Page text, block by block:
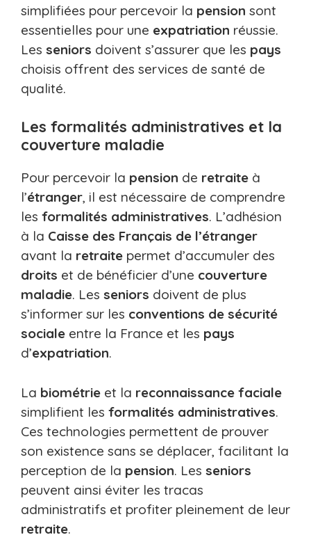
simplifiées pour percevoir la pension sont
essentielles pour une expatriation réussie.
Les seniors doivent s’assurer que les pays
choisis offrent des services de santé de
qualité.
Les formalités administratives et la
couverture maladie
Pour percevoir la pension de retraite à
l’étranger, il est nécessaire de comprendre
les formalités administratives. L’adhésion
à la Caisse des Français de l’étranger
avant la retraite permet d’accumuler des
droits et de bénéficier d’une couverture
maladie. Les seniors doivent de plus
s’informer sur les conventions de sécurité
sociale entre la France et les pays
d’expatriation.
La biométrie et la reconnaissance faciale
simplifient les formalités administratives.
Ces technologies permettent de prouver
son existence sans se déplacer, facilitant la
perception de la pension. Les seniors
peuvent ainsi éviter les tracas
administratifs et profiter pleinement de leur
retraite.